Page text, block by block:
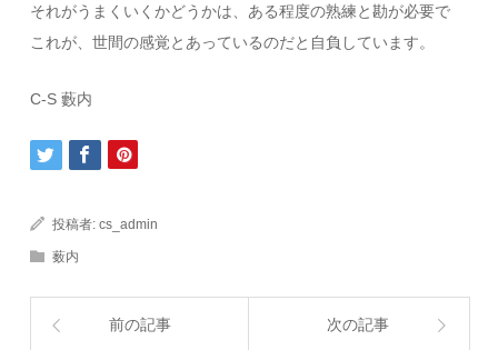
それがうまくいくかどうかは、ある程度の熟練と勘が必要で
これが、世間の感覚とあっているのだと自負しています。
C-S 藪内
投稿者:cs_admin
薮内
前の記事 次の記事